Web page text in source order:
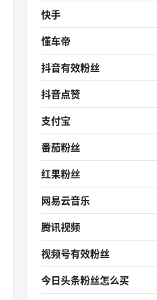
快手
懂车帝
抖音有效粉丝
抖音点赞
支付宝
番茄粉丝
红果粉丝
网易云音乐
腾讯视频
视频号有效粉丝
今日头条粉丝怎么买